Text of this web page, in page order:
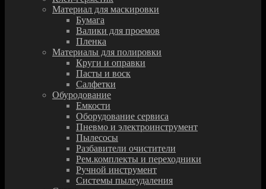
Материал для маскировки
Бумага
Валики для проемов
Пленка
Материалы для полировки
Круги и оправки
Пасты и воск
Салфетки
Обуродование
Емкости
Оборудование сервиса
Пневмо и электроинструмент
Пылесосы
Разбавители очистители
Рем.комплекты и переходники
Ручной инструмент
Системы пылеудаления